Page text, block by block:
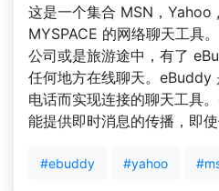
这是一个集合 MSN，Yahoo
MYSPACE 的网络聊天工具
公司或是旅游途中，有了
任何地方在线聊天。eBuddy
电话而实现连接的聊天工具
能提供即时消息的传播，即
#ebuddy #yahoo